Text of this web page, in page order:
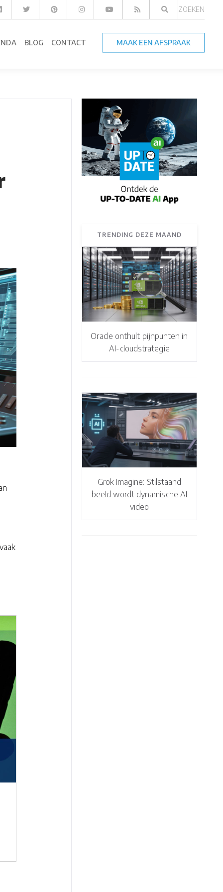
ZOEKEN
BLOG CONTACT MAAK EEN AFSPRAAK
TRENDING DEZE MAAND
Oracle onthult pijnpunten in
AI-cloudstrategie
Grok Imagine: Stilstaand
beeld wordt dynamische AI
video